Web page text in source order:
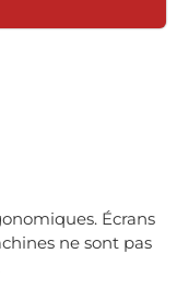
Écrans
ne sont pas